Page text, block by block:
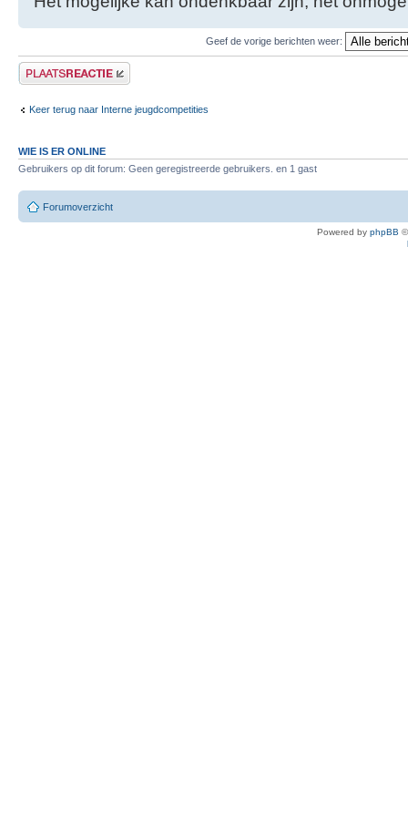
Geef de vorige berichten weer:
Plaats een reactie
Keer terug naar Interne jeugdcompetities
WIE IS ER ONLINE
Gebruikers op dit forum: Geen geregistreerde gebruikers. en 1 gast
Forumoverzicht
Powered by phpBB